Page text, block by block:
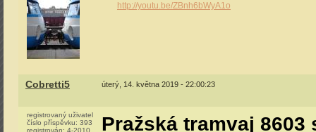
http://youtu.be/ZBnh6bWyA1o
Cobretti5 úterý, 14. května 2019 - 22:00:23
registrovaný uživatel
číslo příspěvku: 393
registrován: 4-2010
Pražská tramvaj